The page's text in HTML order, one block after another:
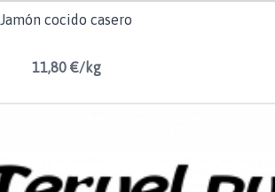
Jamón cocido casero
11,80 €/kg